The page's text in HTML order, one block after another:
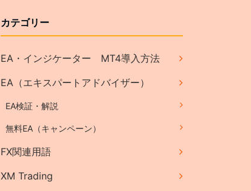
カテゴリー
EA・インジケーター MT4導入方法
EA（エキスパートアドバイザー）
EA検証・解説
無料EA（キャンペーン）
FX関連用語
XM Trading